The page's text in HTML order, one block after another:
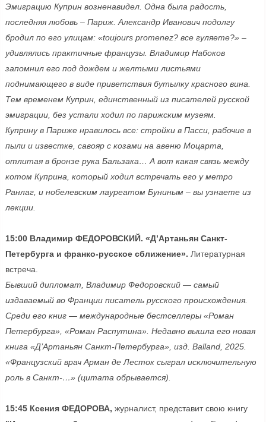
Эмиграцию Куприн возненавидел. Одна была радость,
последняя любовь – Париж. Александр Иванович подолгу
бродил по его улицам: «toujours promenez? все гуляете?» –
удивлялись практичные французы. Владимир Набоков
запомнил его под дождем и желтыми листьями
поднимающего в виде приветствия бутылку красного вина.
Тем временем Куприн, единственный из писателей русской
эмиграции, без устали ходил по парижским музеям.
Куприну в Париже нравилось все: стройки в Пасси, рабочие в
пыли и известке, савояр с козами на авеню Моцарта,
отлитая в бронзе рука Бальзака… А вот какая связь между
котом Куприна, который ходил встречать его у метро
Ранлаг, и нобелевским лауреатом Буниным – вы узнаете из
лекции.
15:00 Владимир ФЕДОРОВСКИЙ. «Д’Артаньян Санкт-
Петербурга и франко-русское сближение». Литературная
встреча.
Бывший дипломат, Владимир Федоровский — самый
издаваемый во Франции писатель русского происхождения.
Среди его книг — международные бестселлеры «Роман
Петербурга», «Роман Распутина». Недавно вышла его новая
книга «Д’Артаньян Санкт-Петербурга», изд. Balland, 2025.
«Французский врач Арман де Лесток сыграл исключительную
роль в Санкт-…» (цитата обрывается).
15:45 Ксения ФЕДОРОВА, журналист, представит свою книгу